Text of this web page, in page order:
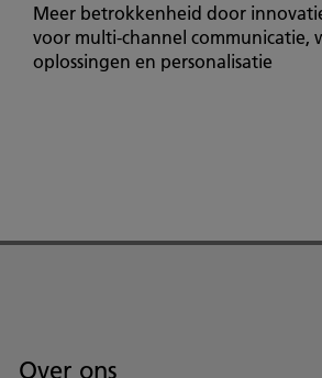
Meer betrokkenheid door
voor multi-channel communicatie,
oplossingen en personalisatie
Over ons